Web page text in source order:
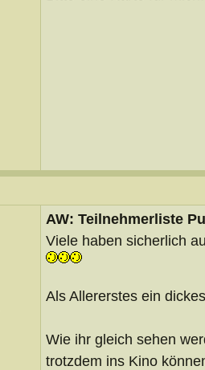
AW: Teilnehmerliste
Viele haben sicherlich
Als Allererstes ein
Wie ihr gleich sehen
trotzdem ins Kino